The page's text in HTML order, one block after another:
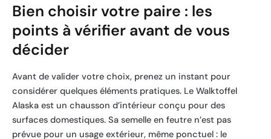
Bien choisir votre paire : les
points à vérifier avant de vous
décider
Avant de valider votre choix, prenez un instant pour
considérer quelques éléments pratiques. Le Walktoffel
Alaska est un chausson d’intérieur conçu pour des
surfaces domestiques. Sa semelle en feutre n’est pas
prévue pour un usage extérieur, même ponctuel : le